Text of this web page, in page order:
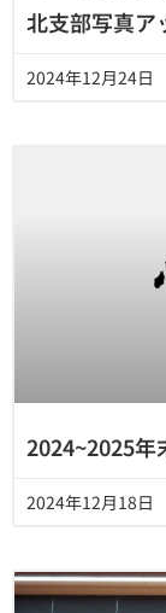
北支部写真ア
2024年12月24日
2024~2025年
2024年12月18日